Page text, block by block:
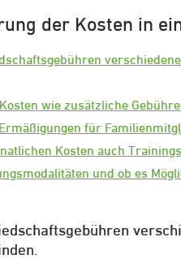
der Kosten in
wie zusätzliche
für
Kosten auch
und ob es